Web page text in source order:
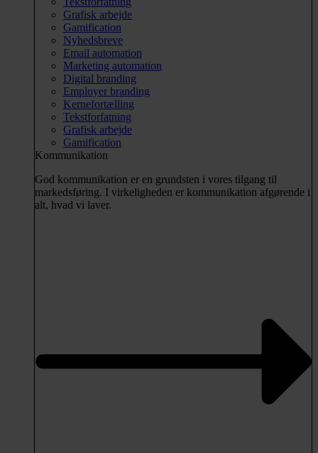
Grafisk arbejde
Gamification
Nyhedsbreve
Email automation
Marketing automation
Digital branding
Employer branding
Kernefortælling
Tekstforfatning
Grafisk arbejde
Gamification
Kommunikation
God kommunikation er en grundsten i vores tilgang til
markedsføring. I virkeligheden er kommunikation afgørende i
alt, hvad vi laver.